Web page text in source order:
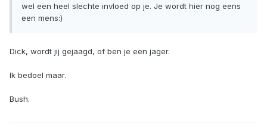
wel een heel slechte invloed op je. Je wordt hier nog eens
een mens:)
Dick, wordt jij gejaagd, of ben je een jager.
Ik bedoel maar.
Bush.